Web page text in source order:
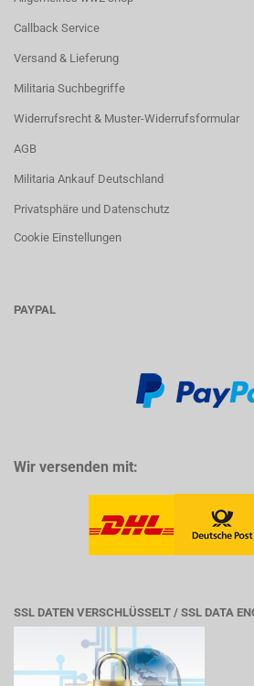
Callback Service
Versand & Lieferung
Militaria Suchbegriffe
Widerrufsrecht & Muster-Widerrufsformular
AGB
Militaria Ankauf Deutschland
Privatsphäre und Datenschutz
Cookie Einstellungen
PAYPAL
Wir versenden mit:
SSL DATEN VERSCHLÜSSELT / SSL DATA